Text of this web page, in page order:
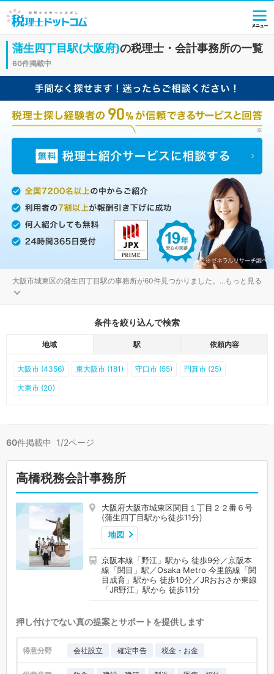
蒲生四丁目駅(大阪府)の税理士・会計事務所の一覧
60件掲載中
大阪市城東区の蒲生四丁目駅の事務所が60件見つかりました。 ...もっと見る
条件を絞り込んで検索
地域 駅 依頼内容
大阪市 (4356) 東大阪市 (181) 守口市 (55) 門真市 (25)
大東市 (20)
60件掲載中 1/2ページ
高橋税務会計事務所
大阪府大阪市城東区関目１丁目２２番６号
(蒲生四丁目駅から徒歩11分)
地図
京阪本線「野江」駅から 徒歩9分／京阪本
線「関目」駅／Osaka Metro 今里筋線「関
目成育」駅から 徒歩10分／JRおおさか東線
「JR野江」駅から 徒歩11分
押し付けでない真の提案とサポートを提供します
得意分野 会社設立 確定申告 税金・お金